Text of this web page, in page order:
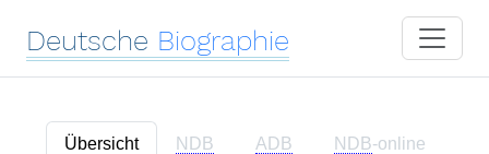
Deutsche Biographie
Übersicht NDB ADB NDB-online